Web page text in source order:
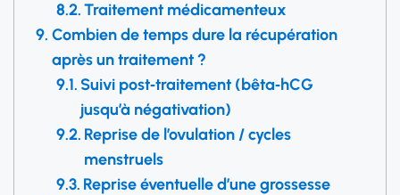
Traitement médicamenteux
Combien de temps dure la récupération
après un traitement ?
Suivi post‑traitement (bêta‑hCG
jusqu’à négativation)
Reprise de l’ovulation / cycles
menstruels
Reprise éventuelle d’une grossesse